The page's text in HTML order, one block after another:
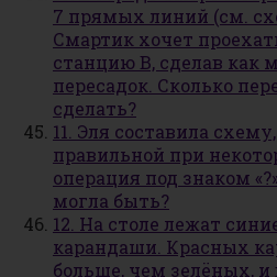
7 прямых линий (см.
Смартик хочет
станцию В, сделав как
пересадок. Сколько
сделать?
11. Эля составила
правильной при
операция под знаком
могла быть?
12. На столе лежат
карандаши. Красных
больше, чем зелёных, и